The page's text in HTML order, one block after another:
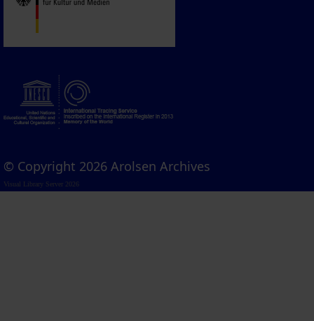
© Copyright 2026 Arolsen Archives
Visual Library Server 2026